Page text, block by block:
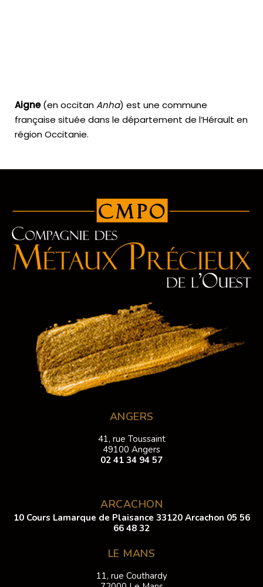
Aigne(en occitanAnha) est une commune
française située dans le département de l’Hérault en
région Occitanie.
ANGERS
41, rue Toussaint
49100 Angers
02 41 34 94 57
ARCACHON
10 Cours Lamarque de Plaisance 33120 Arcachon 05 56
66 48 32
LE MANS
11, rue Couthardy